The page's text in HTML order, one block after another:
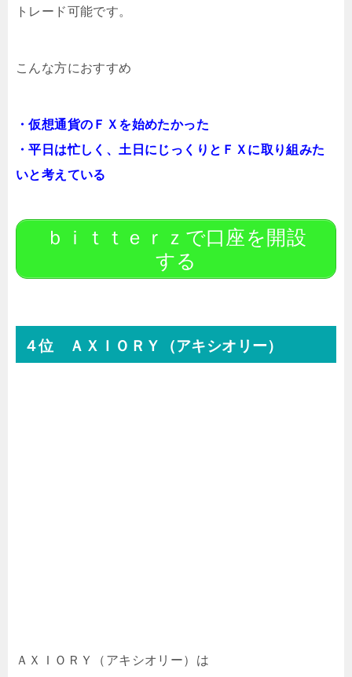
トレード可能です。
こんな方におすすめ
・仮想通貨のＦＸを始めたかった
・平日は忙しく、土日にじっくりとＦＸに取り組みた
いと考えている
ｂｉｔｔｅｒｚで口座を開設
する
４位 ＡＸＩＯＲＹ（アキシオリー）
ＡＸＩＯＲＹ（アキシオリー）は